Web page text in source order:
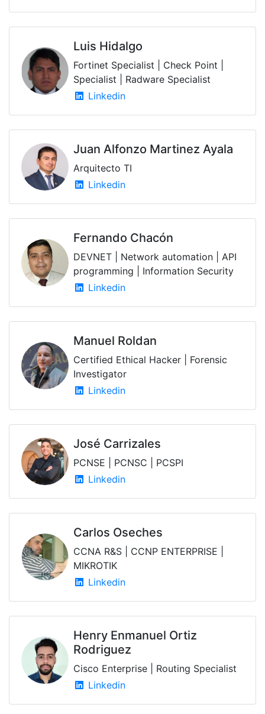
Luis Hidalgo
Fortinet Specialist | Check Point |
Specialist | Radware Specialist
Linkedin
Juan Alfonzo Martinez Ayala
Arquitecto TI
Linkedin
Fernando Chacón
DEVNET | Network automation | API
programming | Information Security
Linkedin
Manuel Roldan
Certified Ethical Hacker | Forensic
Investigator
Linkedin
José Carrizales
PCNSE | PCNSC | PCSPI
Linkedin
Carlos Oseches
CCNA R&S | CCNP ENTERPRISE |
MIKROTIK
Linkedin
Henry Enmanuel Ortiz
Rodriguez
Cisco Enterprise | Routing Specialist
Linkedin